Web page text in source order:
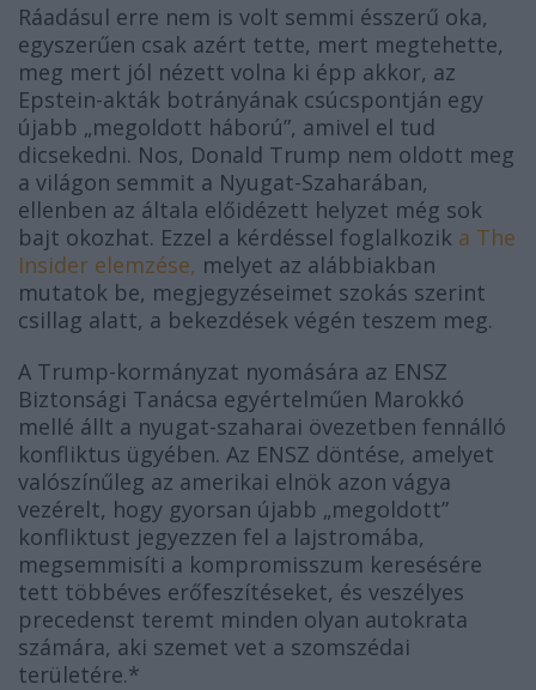
Ráadásul erre nem is volt semmi ésszerű oka,
egyszerűen csak azért tette, mert megtehette,
meg mert jól nézett volna ki épp akkor, az
Epstein-akták botrányának csúcspontján egy
újabb „megoldott háború”, amivel el tud
dicsekedni. Nos, Donald Trump nem oldott meg
a világon semmit a Nyugat-Szaharában,
ellenben az általa előidézett helyzet még sok
bajt okozhat. Ezzel a kérdéssel foglalkozik a The
Insider elemzése, melyet az alábbiakban
mutatok be, megjegyzéseimet szokás szerint
csillag alatt, a bekezdések végén teszem meg.
A Trump-kormányzat nyomására az ENSZ
Biztonsági Tanácsa egyértelműen Marokkó
mellé állt a nyugat-szaharai övezetben fennálló
konfliktus ügyében. Az ENSZ döntése, amelyet
valószínűleg az amerikai elnök azon vágya
vezérelt, hogy gyorsan újabb „megoldott”
konfliktust jegyezzen fel a lajstromába,
megsemmisíti a kompromisszum keresésére
tett többéves erőfeszítéseket, és veszélyes
precedenst teremt minden olyan autokrata
számára, aki szemet vet a szomszédai
területére.*